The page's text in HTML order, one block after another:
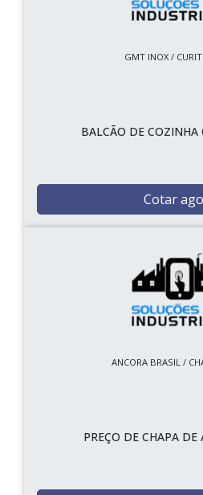
GMT INOX /
BALCÃO DE COZINHA
Cotar
ANCORA BRASIL /
PREÇO DE CHAPA